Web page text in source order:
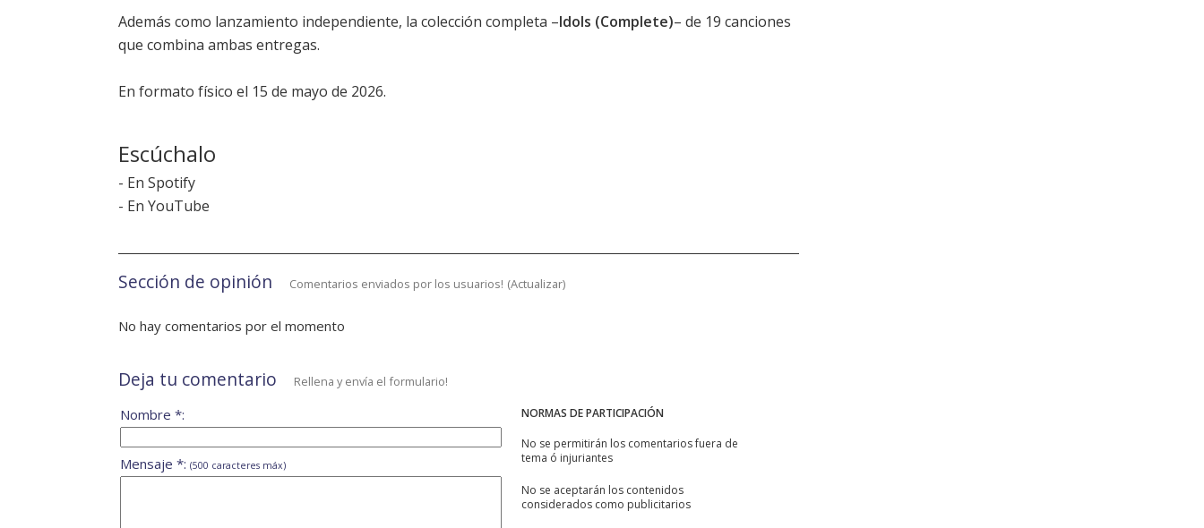
Además como lanzamiento independiente, la colección completa –Idols (Complete)– de 19 canciones
que combina ambas entregas.
En formato físico el 15 de mayo de 2026.
Escúchalo
- En Spotify
- En YouTube
Sección de opinión Comentarios enviados por los usuarios! (Actualizar)
No hay comentarios por el momento
Deja tu comentario Rellena y envía el formulario!
NORMAS DE PARTICIPACIÓN
No se permitirán los comentarios fuera de
tema ó injuriantes
No se aceptarán los contenidos
considerados como publicitarios
Nombre *:
Mensaje *: (500 caracteres máx)